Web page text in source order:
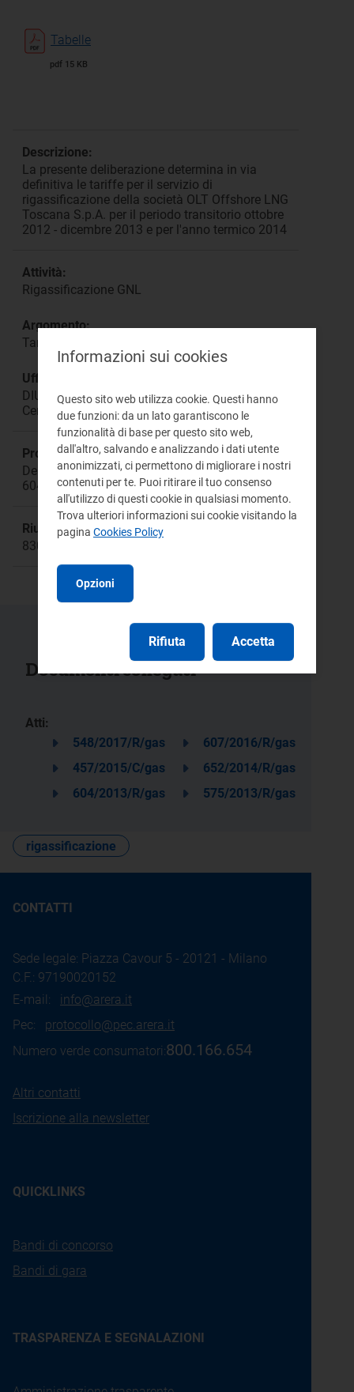
Tabelle
pdf 15 KB
Descrizione:
La presente deliberazione determina in via
definitiva le tariffe per il servizio di
rigassificazione della società OLT Offshore LNG
Toscana S.p.A. per il periodo transitorio ottobre
2012 - dicembre 2013 e per l'anno termico 2014
Attività:
Rigassificazione GNL
Argomento:
Tariffe
Ufficio responsabile:
DIUC Direzione Infrastrutture, Unbundling e
Certificazione
Procedimento:
Deliberazioni: 575/2013/R/GAS
604/2013/R/GAS
Riunione:
830
Documenti collegati
Atti:
548/2017/R/gas
607/2016/R/gas
457/2015/C/gas
652/2014/R/gas
604/2013/R/gas
575/2013/R/gas
rigassificazione
CONTATTI
Sede legale: Piazza Cavour 5 - 20121 - Milano
C.F.: 97190020152
E-mail: info@arera.it
Pec: protocollo@pec.arera.it
Numero verde consumatori:800.166.654
Altri contatti
Iscrizione alla newsletter
QUICKLINKS
Bandi di concorso
Bandi di gara
TRASPARENZA E SEGNALAZIONI
Informazioni sui cookies
Questo sito web utilizza cookie. Questi hanno
due funzioni: da un lato garantiscono le
funzionalità di base per questo sito web,
dall'altro, salvando e analizzando i dati utente
anonimizzati, ci permettono di migliorare i nostri
contenuti per te. Puoi ritirare il tuo consenso
all'utilizzo di questi cookie in qualsiasi momento.
Trova ulteriori informazioni sui cookie visitando la
pagina Cookies Policy
Opzioni
Rifiuta Accetta